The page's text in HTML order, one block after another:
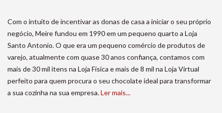
Com o intuito de incentivar as donas de casa a iniciar o seu próprio
negócio, Meire fundou em 1990 em um pequeno quarto a Loja
Santo Antonio. O que era um pequeno comércio de produtos de
varejo, atualmente com quase 30 anos confiança, contamos com
mais de 30 mil itens na Loja Física e mais de 8 mil na Loja Virtual
perfeito para quem procura o seu chocolate ideal para transformar
a sua cozinha na sua empresa.Ler mais...